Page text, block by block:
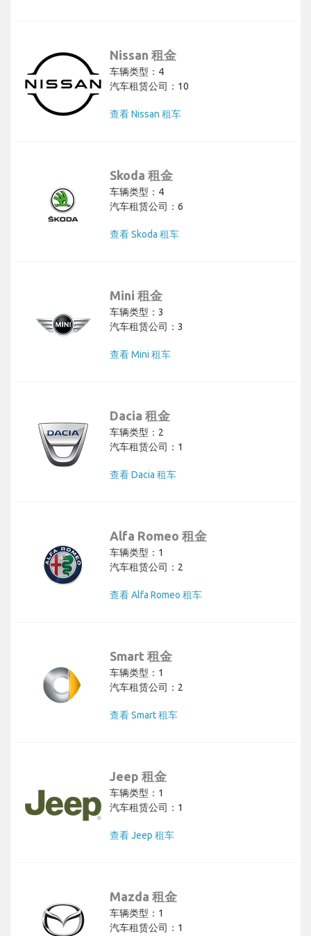
Nissan 租金
车辆类型：4
汽车租赁公司：10
查看 Nissan 租车
Skoda 租金
车辆类型：4
汽车租赁公司：6
查看 Skoda 租车
Mini 租金
车辆类型：3
汽车租赁公司：3
查看 Mini 租车
Dacia 租金
车辆类型：2
汽车租赁公司：1
查看 Dacia 租车
Alfa Romeo 租金
车辆类型：1
汽车租赁公司：2
查看 Alfa Romeo 租车
Smart 租金
车辆类型：1
汽车租赁公司：2
查看 Smart 租车
Jeep 租金
车辆类型：1
汽车租赁公司：1
查看 Jeep 租车
Mazda 租金
车辆类型：1
汽车租赁公司：1